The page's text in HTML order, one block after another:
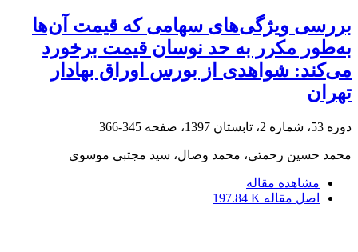
بررسی ویژگی‌های‌ سهامی که قیمت آن‌ها
به‌طور مکرر به حد نوسان قیمت برخورد
می‌کند: شواهدی از بورس اوراق بهادار
تهران
دوره 53، شماره 2، تابستان 1397، صفحه 345-366
محمد حسین رحمتی، محمد وصال، سید مجتبی موسوی
مشاهده مقاله
اصل مقاله 197.84 K